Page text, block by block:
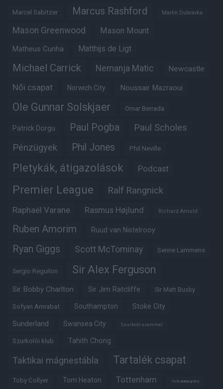
Marcel Sabitzer Marcus Rashford Martin Dubravka
Mason Greenwood Mason Mount
Matheus Cunha Matthijs de Ligt
Michael Carrick Nemanja Matic Newcastle
Női csapat Norwich City Noussair Mazraoui
Ole Gunnar Solskjaer Omar Berrada
Patrick Dorgu Paul Pogba Paul Scholes
Pénzügyek Phil Jones Phil Neville
Pletykák, átigazolások Podcast
Premier League Ralf Rangnick
Raphaël Varane Rasmus Højlund Richard Arnold
Ruben Amorim Ruud van Nistelrooy
Ryan Giggs Scott McTominay Senne Lammens
Sergio Reguilon Sir Alex Ferguson
Sir Bobby Charlton Sir Jim Ratcliffe Sir Matt Busby
Sofyan Amrabat Southampton Stoke City
Sunderland Swansea City Szurkoló szemmel
Szurkolói klub Tahith Chong
Taktikai mágnestábla Tartalék csapat
Toby Collyer Tom Heaton Tottenham Trófeabibliográfia